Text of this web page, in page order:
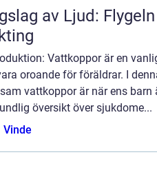
av Ljud:
Vattkoppor är en
oroande för föräldrar. I
vattkoppor är när ens
översikt över sjukdome...
Vinde